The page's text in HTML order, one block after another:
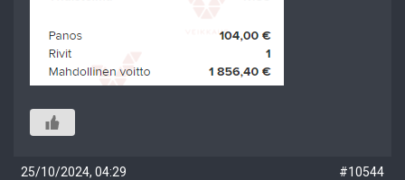
25/10/2024, 04:29 #10544